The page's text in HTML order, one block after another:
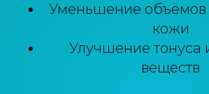
Уменьшение объёмов
кожи
Улучшение тонуса
веществ